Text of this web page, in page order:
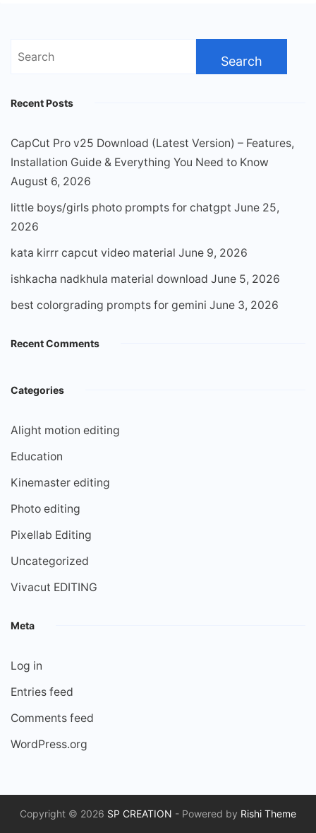
Search
Recent Posts
CapCut Pro v25 Download (Latest Version) – Features,
Installation Guide & Everything You Need to Know
August 6, 2026
little boys/girls photo prompts for chatgpt June 25,
2026
kata kirrr capcut video material June 9, 2026
ishkacha nadkhula material download June 5, 2026
best colorgrading prompts for gemini June 3, 2026
Recent Comments
Categories
Alight motion editing
Education
Kinemaster editing
Photo editing
Pixellab Editing
Uncategorized
Vivacut EDITING
Meta
Log in
Entries feed
Comments feed
WordPress.org
Copyright © 2026 SP CREATION - Powered by Rishi Theme